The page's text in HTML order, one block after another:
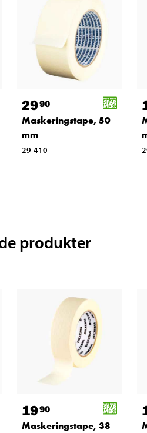
2990
Maskeringstape, 50
mm
29-410
produkter
1990
Maskeringstape, 38